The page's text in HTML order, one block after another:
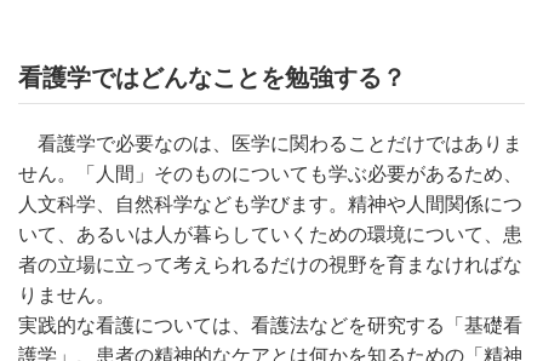
看護学ではどんなことを勉強する？
看護学で必要なのは、医学に関わることだけではありま
せん。「人間」そのものについても学ぶ必要があるため、
人文科学、自然科学なども学びます。精神や人間関係につ
いて、あるいは人が暮らしていくための環境について、患
者の立場に立って考えられるだけの視野を育まなければな
りません。
実践的な看護については、看護法などを研究する「基礎看
護学」、患者の精神的なケアとは何かを知るための「精神